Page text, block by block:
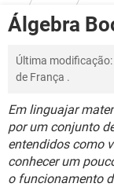
OUTLOOK
GUIA DE COMPRAS
JOGOS
CELULAR
OUTLOOK
GUIA DE COMPRAS
DOWNLOADS
CELULAR
INSTAGRAM
GUIA DE COMPRAS
FÓRUM
CELULAR
OUTLOOK
INSTAGRAM
JOGOS
CELULAR
OUTLOOK
Álgebra
Última modificação:
de França .
Em linguajar
por um conjunto
entendidos como
conhecer um
o funcionamento